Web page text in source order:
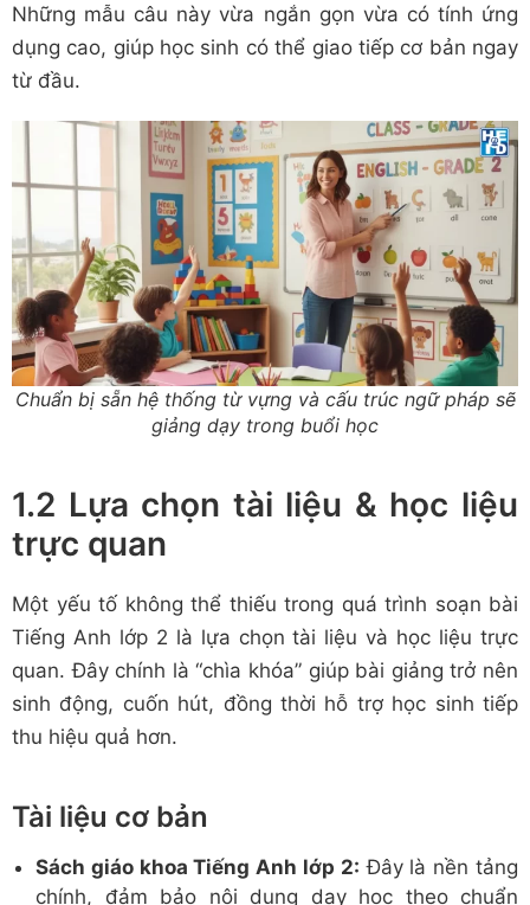
Những mẫu câu này vừa ngắn gọn vừa có tính ứng
dụng cao, giúp học sinh có thể giao tiếp cơ bản ngay
từ đầu.
Chuẩn bị sẵn hệ thống từ vựng và cấu trúc ngữ pháp sẽ
giảng dạy trong buổi học
1.2 Lựa chọn tài liệu & học liệu
trực quan
Một yếu tố không thể thiếu trong quá trình soạn bài
Tiếng Anh lớp 2 là lựa chọn tài liệu và học liệu trực
quan. Đây chính là “chìa khóa” giúp bài giảng trở nên
sinh động, cuốn hút, đồng thời hỗ trợ học sinh tiếp
thu hiệu quả hơn.
Tài liệu cơ bản
Sách giáo khoa Tiếng Anh lớp 2: Đây là nền tảng
chính, đảm bảo nội dung dạy học theo chuẩn